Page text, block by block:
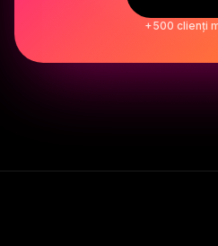
+500 clienți